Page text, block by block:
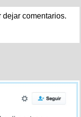
dejar comentarios.